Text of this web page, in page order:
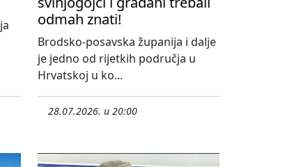
odmah znati!
Brodsko-posavska županija i dalje
je jedno od rijetkih područja u
Hrvatskoj u ko...
28.07.2026. u 20:00